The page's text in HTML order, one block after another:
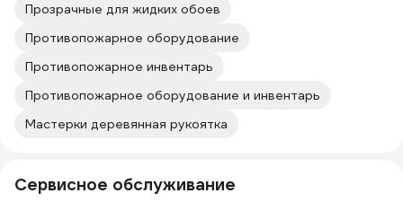
Прозрачные для жидких обоев
Противопожарное оборудование
Противопожарное инвентарь
Противопожарное оборудование и инвентарь
Мастерки деревянная рукоятка
Сервисное обслуживание